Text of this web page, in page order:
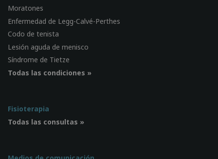
Moratones
Enfermedad de Legg-Calvé-Perthes
Codo de tenista
Lesión aguda de menisco
Síndrome de Tietze
Todas las condiciones »
Fisioterapia
Todas las consultas »